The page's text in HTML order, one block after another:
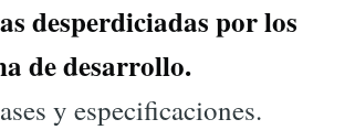
desperdiciadas por los
de desarrollo.
y especificaciones.